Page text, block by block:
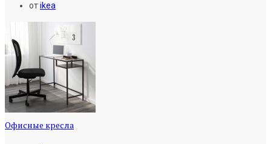
отikea
Офисные кресла